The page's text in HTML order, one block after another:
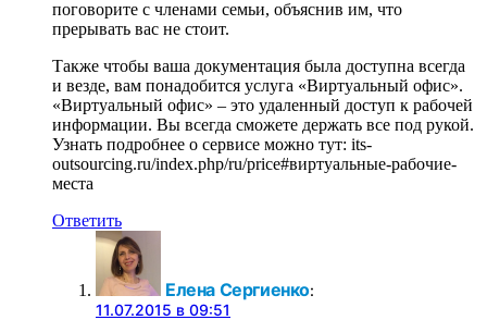
поговорите с членами семьи, объяснив им, что
прерывать вас не стоит.
Также чтобы ваша документация была доступна всегда
и везде, вам понадобится услуга «Виртуальный офис».
«Виртуальный офис» – это удаленный доступ к рабочей
информации. Вы всегда сможете держать все под рукой.
Узнать подробнее о сервисе можно тут: its-
outsourcing.ru/index.php/ru/price#виртуальные-рабочие-
места
Ответить
Елена Сергиенко:
11.07.2015 в 09:51